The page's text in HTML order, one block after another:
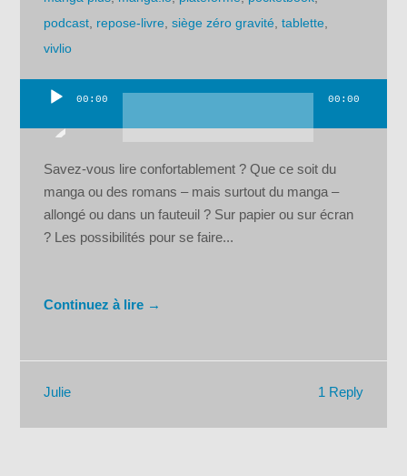
podcast repose-livre ,siège zéro gravité ,tablette
vivlio
00:00 00:00
Savez-vous lire confortablement ? Que ce soit du
manga ou des romans – mais surtout du manga –
allongé ou dans un fauteuil ? Sur papier ou sur écran
? Les possibilités pour se faire...
Continuez à lire →
1 Reply
Julie